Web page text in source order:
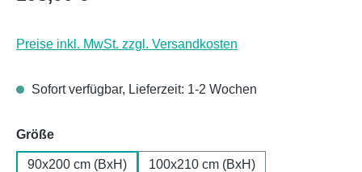
Preise inkl. MwSt. zzgl. Versandkosten
Sofort verfügbar, Lieferzeit: 1-2 Wochen
Größeauswählen
90x200 cm (BxH)
100x210 cm (BxH)